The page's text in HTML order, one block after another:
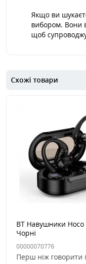
Якщо ви
вибором. Вони
щоб
Схожі товари
BT Навушники Hoco
Чорні
00000070776
Перш ніж говорити